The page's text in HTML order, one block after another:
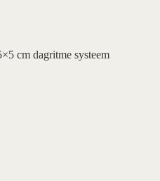
cm dagritme systeem